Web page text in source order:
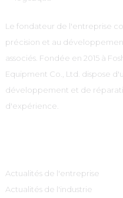
Le fondateur de l'entreprise
précision et au
associés. Fondée en 2015 à
Equipment Co., Ltd. dispose
développement et de
d'expérience.
Actualités de l'entreprise
Actualités de l'industrie